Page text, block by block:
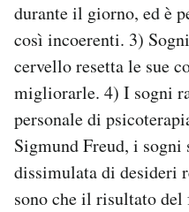
durante il giorno, ed è
così incoerenti. 3)
cervello resetta le sue
migliorarle. 4) I sogni
personale di
Sigmund Freud, i
dissimulata di desideri
sono che il risultato